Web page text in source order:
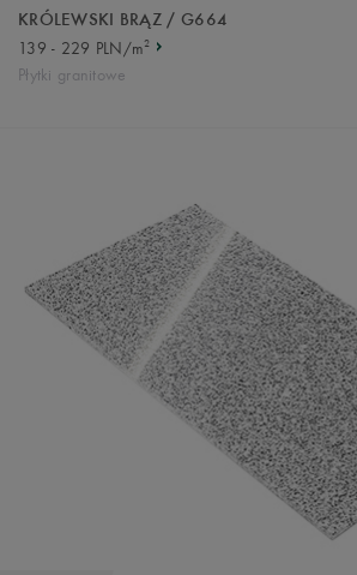
KRÓLEWSKI BRĄZ / G664
139 - 229 PLN/m2
Płytki granitowe